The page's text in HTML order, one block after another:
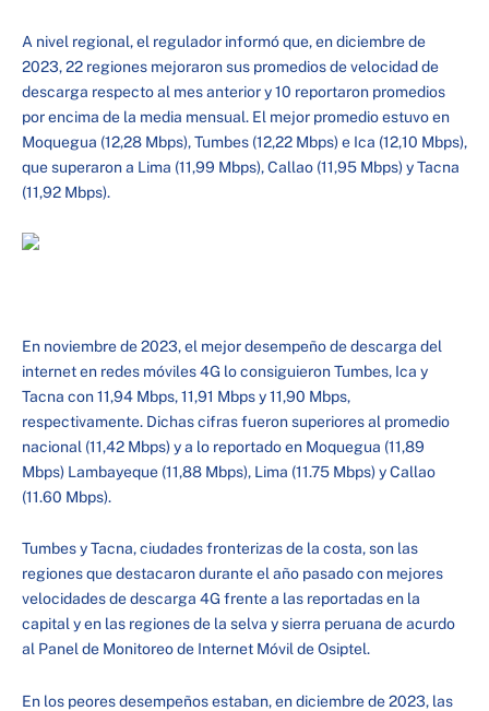
A nivel regional, el regulador informó que, en diciembre de
2023, 22 regiones mejoraron sus promedios de velocidad de
descarga respecto al mes anterior y 10 reportaron promedios
por encima de la media mensual. El mejor promedio estuvo en
Moquegua (12,28 Mbps), Tumbes (12,22 Mbps) e Ica (12,10 Mbps),
que superaron a Lima (11,99 Mbps), Callao (11,95 Mbps) y Tacna
(11,92 Mbps).
En noviembre de 2023, el mejor desempeño de descarga del
internet en redes móviles 4G lo consiguieron Tumbes, Ica y
Tacna con 11,94 Mbps, 11,91 Mbps y 11,90 Mbps,
respectivamente. Dichas cifras fueron superiores al promedio
nacional (11,42 Mbps) y a lo reportado en Moquegua (11,89
Mbps) Lambayeque (11,88 Mbps), Lima (11.75 Mbps) y Callao
(11.60 Mbps).
Tumbes y Tacna, ciudades fronterizas de la costa, son las
regiones que destacaron durante el año pasado con mejores
velocidades de descarga 4G frente a las reportadas en la
capital y en las regiones de la selva y sierra peruana de acurdo
al Panel de Monitoreo de Internet Móvil de Osiptel.
En los peores desempeños estaban, en diciembre de 2023, las